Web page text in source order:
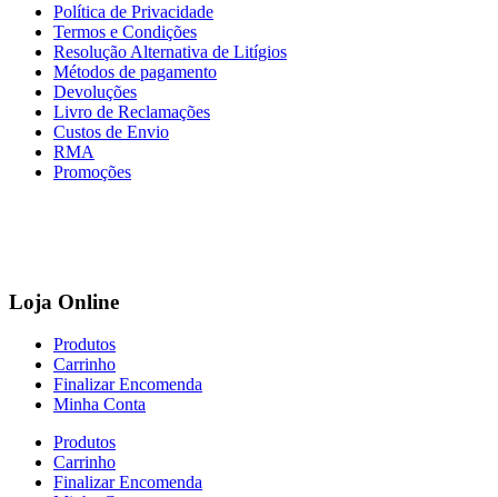
Política de Privacidade
Termos e Condições
Resolução Alternativa de Litígios
Métodos de pagamento
Devoluções
Livro de Reclamações
Custos de Envio
RMA
Promoções
Loja Online
Produtos
Carrinho
Finalizar Encomenda
Minha Conta
Produtos
Carrinho
Finalizar Encomenda